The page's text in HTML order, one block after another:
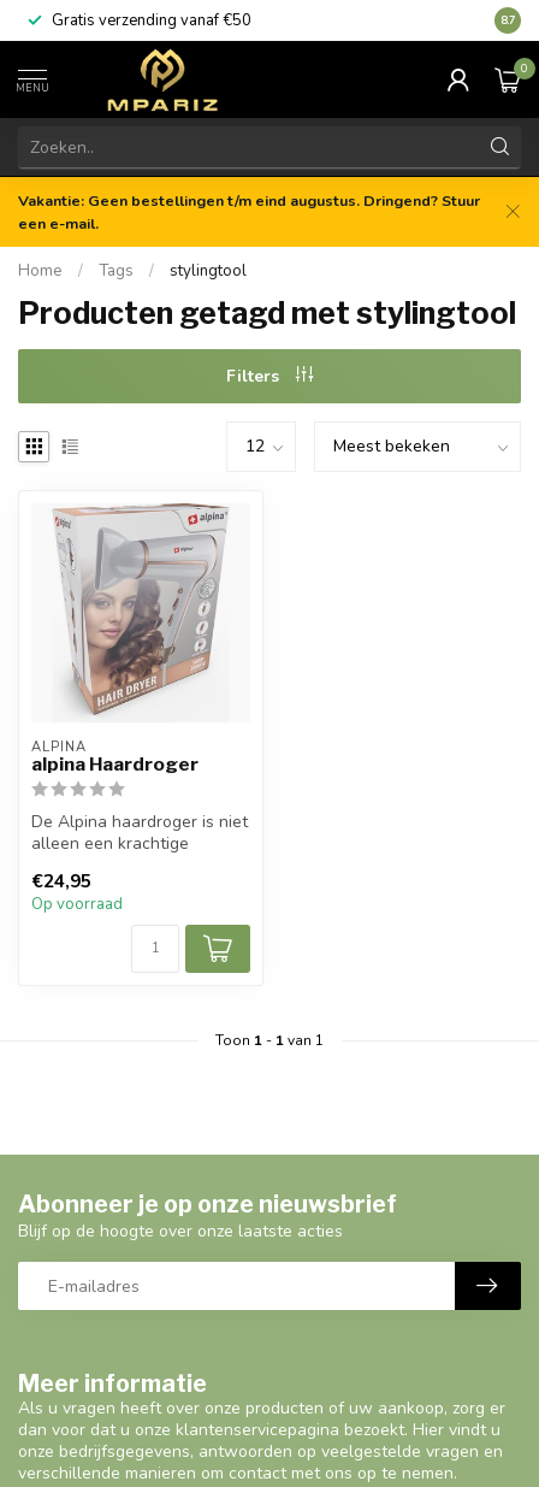
Gratis verzending vanaf €50 8.7
MENU
0
Vakantie: Geen bestellingen t/m eind augustus. Dringend? Stuur
een e-mail.
Home / Tags / stylingtool
Producten getagd met stylingtool
Filters
ALPINA
alpina Haardroger
De Alpina haardroger is niet
alleen een krachtige
esse...
€24,95
Op voorraad
Toon 1- 1van 1
Meer informatie
Als u vragen heeft over onze producten of uw aankoop, zorg er
dan voor dat u onze klantenservicepagina bezoekt. Hier vindt u
onze bedrijfsgegevens, antwoorden op veelgestelde vragen en
verschillende manieren om contact met ons op te nemen.
Abonneer je op onze nieuwsbrief
Blijf op de hoogte over onze laatste acties